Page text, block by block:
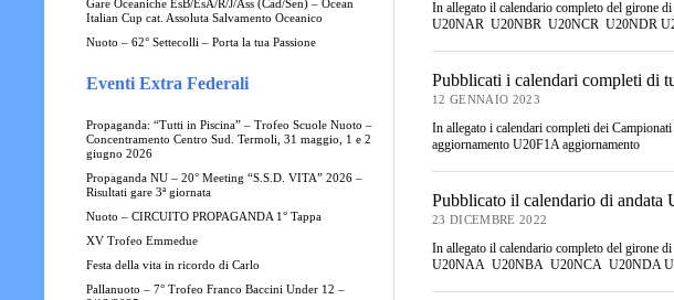
Gare Oceaniche EsB/EsA/R/J/Ass (Cad/Sen) – Ocean
Italian Cup cat. Assoluta Salvamento Oceanico
Nuoto – 62° Settecolli – Porta la tua Passione
Eventi Extra Federali
Propaganda: “Tutti in Piscina” – Trofeo Scuole Nuoto –
Concentramento Centro Sud. Termoli, 31 maggio, 1 e 2
giugno 2026
Propaganda NU – 20° Meeting “S.S.D. VITA” 2026 –
Risultati gare 3ª giornata
Nuoto – CIRCUITO PROPAGANDA 1° Tappa
XV Trofeo Emmedue
Festa della vita in ricordo di Carlo
Pallanuoto – 7° Trofeo Franco Baccini Under 12 –
In allegato il calendario completo del girone
U20NAR U20NBR U20NCR U20NDR
Pubblicati i calendari completi di
12 GENNAIO 2023
In allegato i calendari completi dei
aggiornamento U20F1A aggiornamento
Pubblicato il calendario di andata
23 DICEMBRE 2022
In allegato il calendario completo del girone
U20NAA U20NBA U20NCA U20NDA